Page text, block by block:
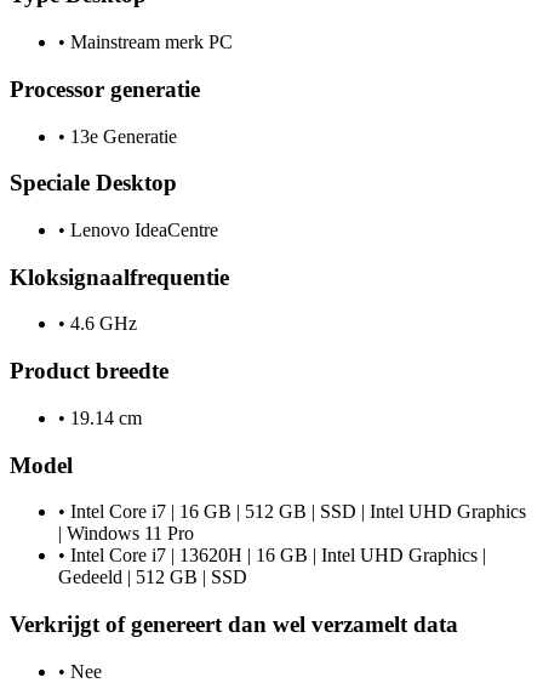
• Mainstream merk PC
Processor generatie
• 13e Generatie
Speciale Desktop
• Lenovo IdeaCentre
Kloksignaalfrequentie
• 4.6 GHz
Product breedte
• 19.14 cm
Model
• Intel Core i7 | 16 GB | 512 GB | SSD | Intel UHD Graphics
| Windows 11 Pro
• Intel Core i7 | 13620H | 16 GB | Intel UHD Graphics |
Gedeeld | 512 GB | SSD
Verkrijgt of genereert dan wel verzamelt data
• Nee